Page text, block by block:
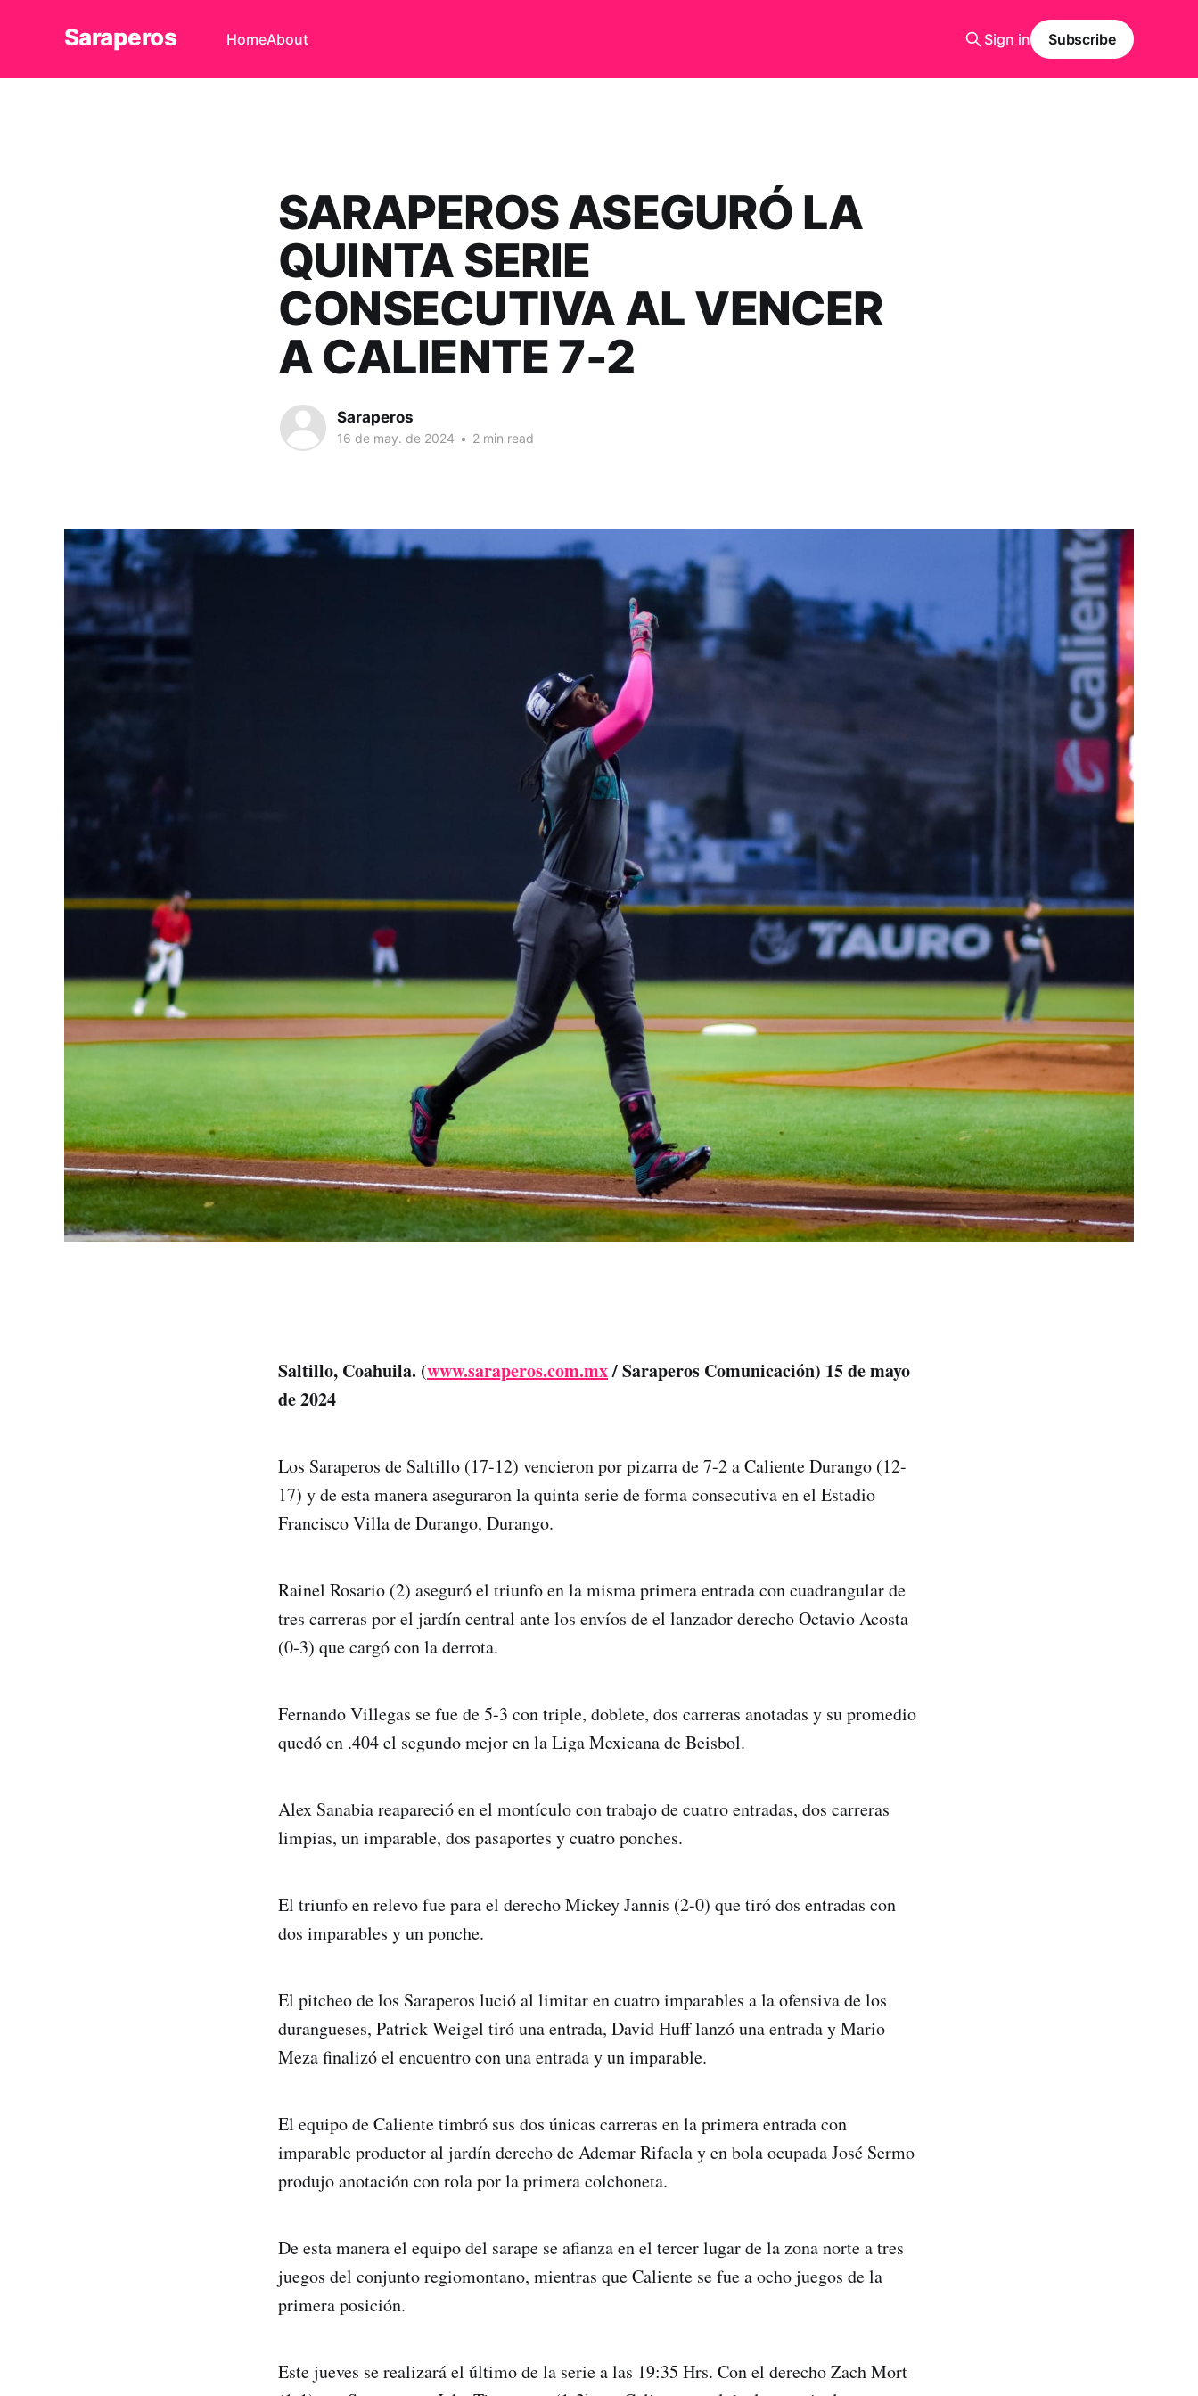
Saraperos HomeAbout Sign in Subscribe
SARAPEROS ASEGURÓ LA
QUINTA SERIE
CONSECUTIVA AL VENCER
A CALIENTE 7-2
Saraperos
16 de may. de 2024 • 2 min read
Saltillo, Coahuila. (www.saraperos.com.mx/ Saraperos Comunicación) 15 de mayo
de 2024
Los Saraperos de Saltillo (17-12) vencieron por pizarra de 7-2 a Caliente Durango (12-
17) y de esta manera aseguraron la quinta serie de forma consecutiva en el Estadio
Francisco Villa de Durango, Durango.
Rainel Rosario (2) aseguró el triunfo en la misma primera entrada con cuadrangular de
tres carreras por el jardín central ante los envíos de el lanzador derecho Octavio Acosta
(0-3) que cargó con la derrota.
Fernando Villegas se fue de 5-3 con triple, doblete, dos carreras anotadas y su promedio
quedó en .404 el segundo mejor en la Liga Mexicana de Beisbol.
Alex Sanabia reapareció en el montículo con trabajo de cuatro entradas, dos carreras
limpias, un imparable, dos pasaportes y cuatro ponches.
El triunfo en relevo fue para el derecho Mickey Jannis (2-0) que tiró dos entradas con
dos imparables y un ponche.
El pitcheo de los Saraperos lució al limitar en cuatro imparables a la ofensiva de los
durangueses, Patrick Weigel tiró una entrada, David Huff lanzó una entrada y Mario
Meza finalizó el encuentro con una entrada y un imparable.
El equipo de Caliente timbró sus dos únicas carreras en la primera entrada con
imparable productor al jardín derecho de Ademar Rifaela y en bola ocupada José Sermo
produjo anotación con rola por la primera colchoneta.
De esta manera el equipo del sarape se afianza en el tercer lugar de la zona norte a tres
juegos del conjunto regiomontano, mientras que Caliente se fue a ocho juegos de la
primera posición.
Este jueves se realizará el último de la serie a las 19:35 Hrs. Con el derecho Zach Mort